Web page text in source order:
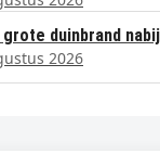
duinbrand
2026